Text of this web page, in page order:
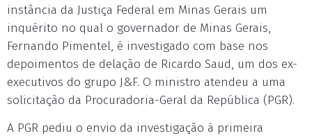
instância da Justiça Federal em Minas Gerais um
inquérito no qual o governador de Minas Gerais,
Fernando Pimentel, é investigado com base nos
depoimentos de delação de Ricardo Saud, um dos ex-
executivos do grupo J&F. O ministro atendeu a uma
solicitação da Procuradoria-Geral da República (PGR).
A PGR pediu o envio da investigação à primeira